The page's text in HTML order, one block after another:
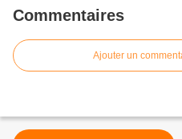
Commentaires
Ajouter un